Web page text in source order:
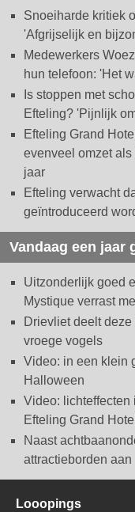
Snoeiharde kritiek
'Afgrijselijk en
Medewerkers
hun telefoon: 'Het
Is stoppen met
Efteling? 'Pijnlijk
Efteling Grand
evenveel omzet
jaar
Efteling verwacht
geïntroduceerd
Vandaag een jaar
Uitzonderlijk goed
Mystique verrast
Drievliet deelt
vroege vogels
Video: in een klein
Halloween
Video: lichteffecten
Efteling Grand Hotel
Naast
attractieborden aan
Looopings